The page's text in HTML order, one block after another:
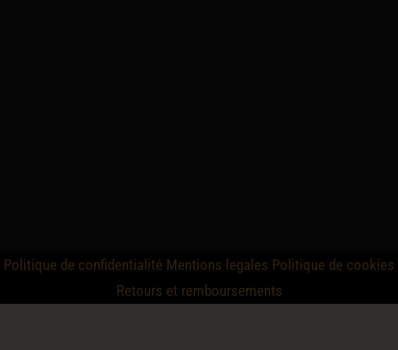
Politique de confidentialité Mentions legales Politique de cookies
Retours et remboursements